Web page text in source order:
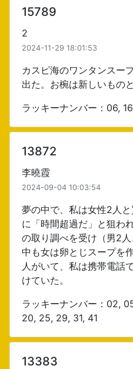
15789
2
2024-11-29 18:01:53
カスピ海のワンタンスー
出た。お椀は新しいもの
ラッキーナンバー：06,
13872
李曉霞
2024-09-04 10:03:54
夢の中で、私は女性2人
に「時間超過だ」と狙わ
の取り調べを受け（男2
中も女は卵とじスープを
人がいて、私は携帯電話
けていた。
ラッキーナンバー：02,
20, 25, 29, 31, 41
13383